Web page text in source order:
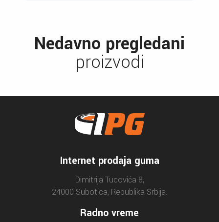
Nedavno pregledani
proizvodi
Internet prodaja guma
Dimitrija Tucovića 8,
24000 Subotica, Republika Srbija.
Radno vreme